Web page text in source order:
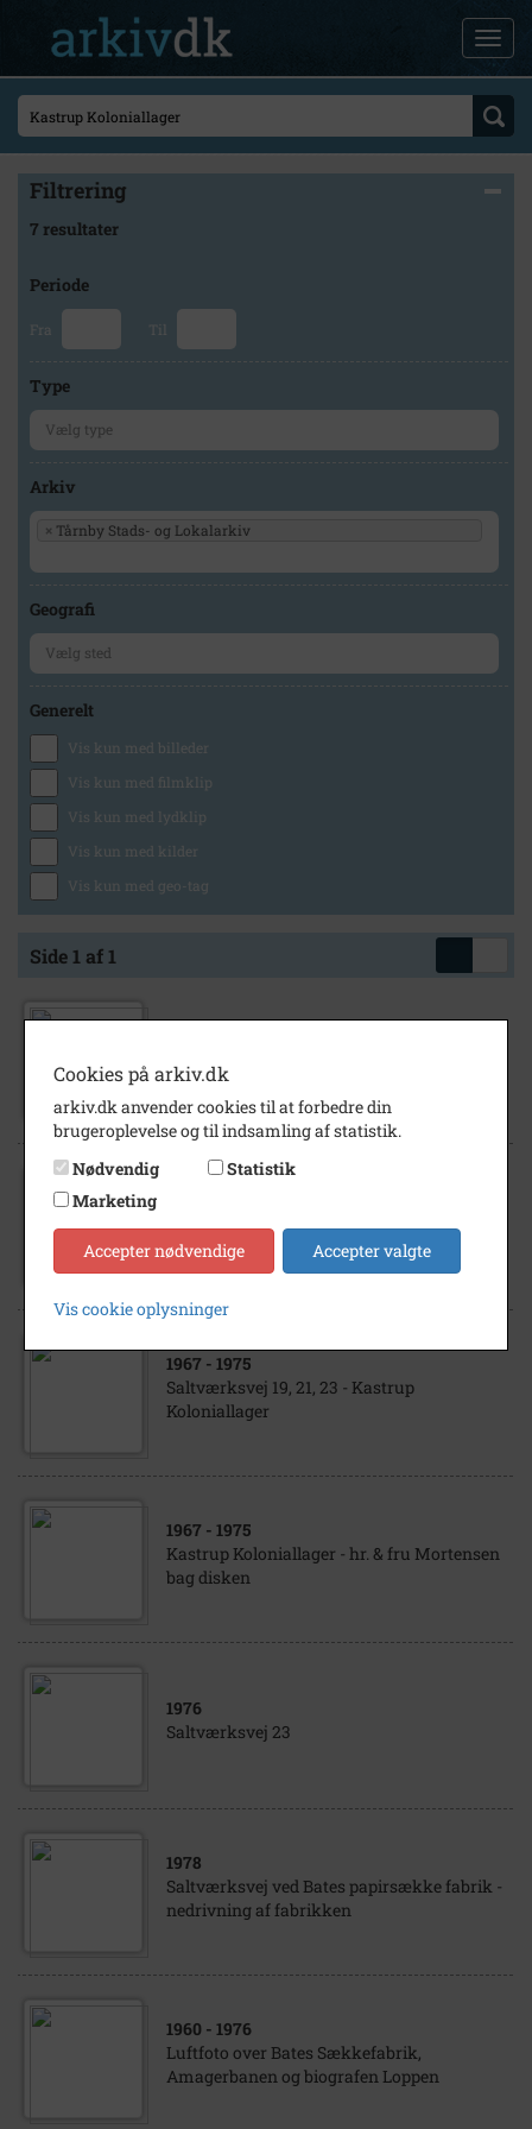
Filtrering
7 resultater
Periode
Fra Til
Type
Arkiv
× Tårnby Stads- og Lokalarkiv
Geografi
Generelt
Vis kun med billeder
Vis kun med filmklip
Vis kun med lydklip
Vis kun med kilder
Vis kun med geo-tag
Side 1 af 1
Saltværksvej 23 - Kastrup Koloniallager
Kastrup Koloniallager
1967 - 1975
Saltværksvej 19, 21, 23 - Kastrup
Koloniallager
1967 - 1975
Kastrup Koloniallager - hr. & fru Mortensen
bag disken
1976
Saltværksvej 23
1978
Saltværksvej ved Bates papirsække fabrik -
nedrivning af fabrikken
1960 - 1976
Luftfoto over Bates Sækkefabrik,
Amagerbanen og biografen Loppen
Cookies på arkiv.dk
arkiv.dk anvender cookies til at forbedre din
brugeroplevelse og til indsamling af statistik.
Nødvendig
Statistik
Marketing
Accepter nødvendige Accepter valgte
Vis cookie oplysninger